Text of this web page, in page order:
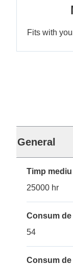
Fits with
General
Timp
25000 hr
Consum
54
Consum